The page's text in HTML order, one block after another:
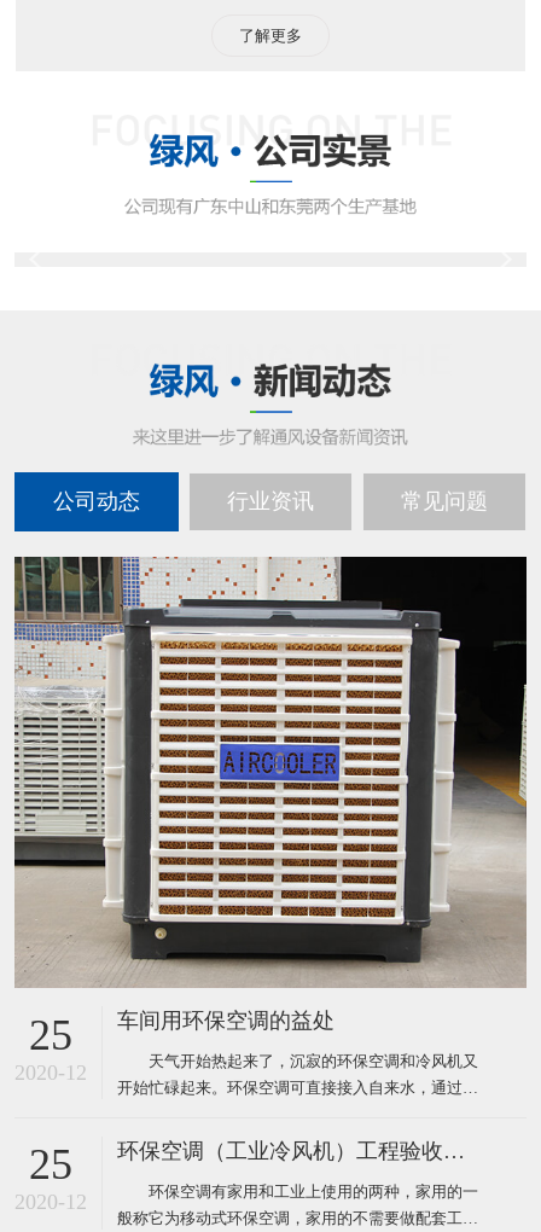
了解更多
公司动态 行业资讯 常见问题
25
2020-12
车间用环保空调的益处
天气开始热起来了，沉寂的环保空调和冷风机又
开始忙碌起来。环保空调可直接接入自来水，通过风
到制冷空调同样的效果，既达到了降温防暑的目的，
又节约了电能和开支，环保空调降温节能一举两得，
现在绝大多数企业都安装了这样的环保空调。下面为
大家介绍厂房降温使用
25
2020-12
环保空调（工业冷风机）工程验收标准
环保空调有家用和工业上使用的两种，家用的一
般称它为移动式环保空调，家用的不需要做配套工